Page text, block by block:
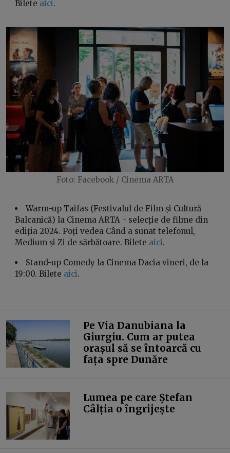
Bilete aici.
Foto: Facebook / Cinema ARTA
Warm-up Taifas (Festivalul de Film și Cultură
Balcanică) la Cinema ARTA - selecție de filme din
ediția 2024. Poți vedea Când a sunat telefonul,
Medium și Zi de sărbătoare. Bilete aici.
Stand-up Comedy la Cinema Dacia vineri, de la
19:00. Bilete aici.
Pe Via Danubiana la
Giurgiu. Cum ar putea
orașul să se întoarcă cu
fața spre Dunăre
Lumea pe care Ștefan
Câlția o îngrijește